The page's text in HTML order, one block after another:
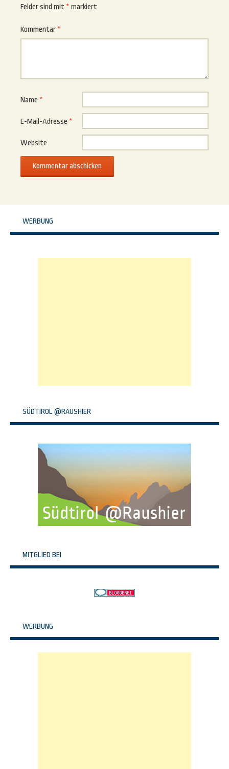
Felder sind mit * markiert
Kommentar *
Name *
E-Mail-Adresse *
Website
WERBUNG
SÜDTIROL @RAUSHIER
MITGLIED BEI
WERBUNG